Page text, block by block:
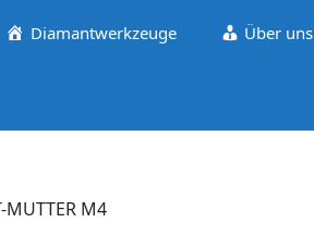
Diamantwerkzeuge Über uns
MUTTER M4